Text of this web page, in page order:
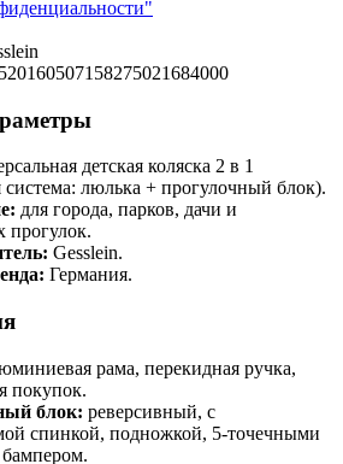
520160507158275021684000
детская коляска 2 в 1
система: люлька + прогулочный блок).
для города, парков, дачи и
прогулок.
Gesslein.
Германия.
рама, перекидная ручка,
покупок.
блок: реверсивный, с
спинкой, подножкой, 5‑точечными